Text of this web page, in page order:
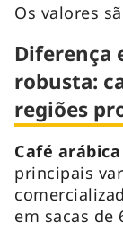
Os valores
Diferença
robusta:
regiões
Café
principais
em sacas de